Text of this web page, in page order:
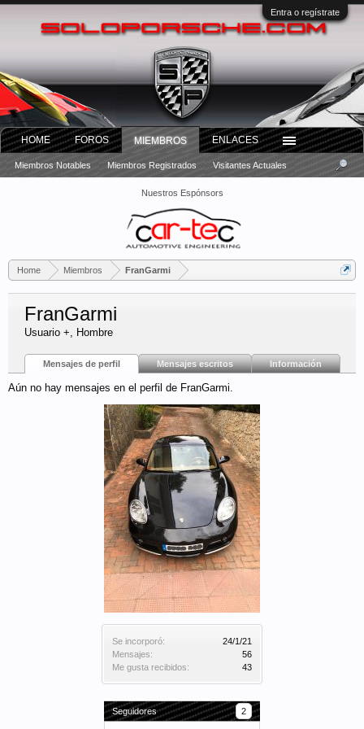
Entra o regístrate
Nuestros Espónsors
Home Miembros FranGarmi
Se incorporó:
24/1/21
Mensajes:
56
Me gusta recibidos:
43
Seguidores 2
FranGarmi
Usuario +, Hombre
Mensajes de perfil Mensajes escritos Información
Aún no hay mensajes en el perfil de FranGarmi.
HOME FOROS MIEMBROS
Miembros Notables Miembros Registrados Visitantes Actuales
ENLACES